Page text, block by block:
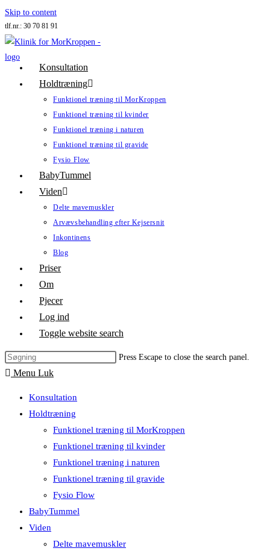
Skip to content
tlf.nr.: 30 70 81 91
Konsultation
Holdtræning
Funktionel træning til MorKroppen
Funktionel træning til kvinder
Funktionel træning i naturen
Funktionel træning til gravide
Fysio Flow
BabyTummel
Viden
Delte mavemuskler
Arvævsbehandling efter Kejsersnit
Inkontinens
Blog
Priser
Om
Pjecer
Log ind
Toggle website search
Press Escape to close the search panel.
Menu Luk
Konsultation
Holdtræning
Funktionel træning til MorKroppen
Funktionel træning til kvinder
Funktionel træning i naturen
Funktionel træning til gravide
Fysio Flow
BabyTummel
Viden
Delte mavemuskler